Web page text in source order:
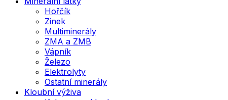
Hořčík
Zinek
Multiminerály
ZMA a ZMB
Vápník
Železo
Elektrolyty
Ostatní minerály
Kloubní výživa